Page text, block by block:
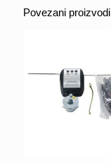
Povezani proizvodi